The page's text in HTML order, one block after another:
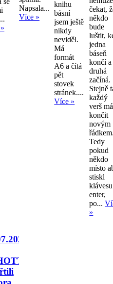
Napsala...
Více »
knihu
básní
jsem ještě
nikdy
neviděl.
Má
formát
A6 a čítá
pět
stovek
stránek....
Více »
čekat,
někdo
bude
luštit,
jedna
báseň
končí a
druhá
začíná.
Stejně
každý
verš má
končit
novým
Tedy
pokud
někdo
místo
stiskl
klávesu
enter,
po...
»